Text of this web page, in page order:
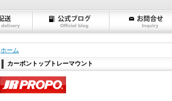
ホーム
カーボントップトレーマウント